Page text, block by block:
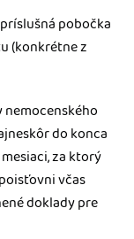
pobočka
(konkrétne z
nemocenského
do konca
za ktorý
včas
doklady pre